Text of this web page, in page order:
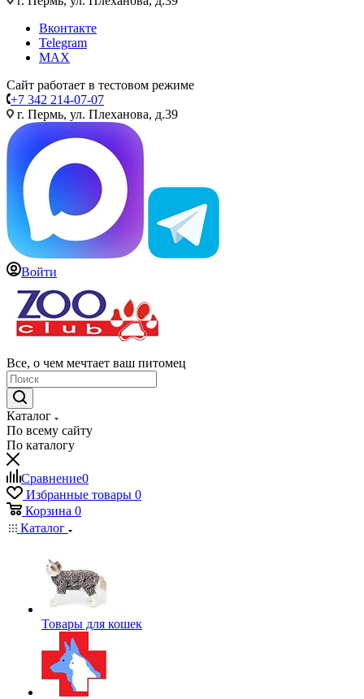
Вконтакте
Telegram
MAX
Сайт работает в тестовом режиме
+7 342 214-07-07
г. Пермь, ул. Плеханова, д.39
Войти
Все, о чем мечтает ваш питомец
Каталог
По всему сайту
По каталогу
Сравнение0
Избранные товары 0
Корзина 0
Каталог
Товары для кошек